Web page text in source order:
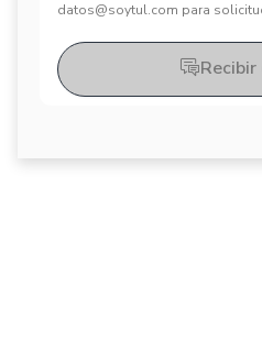
datos@soytul.com para